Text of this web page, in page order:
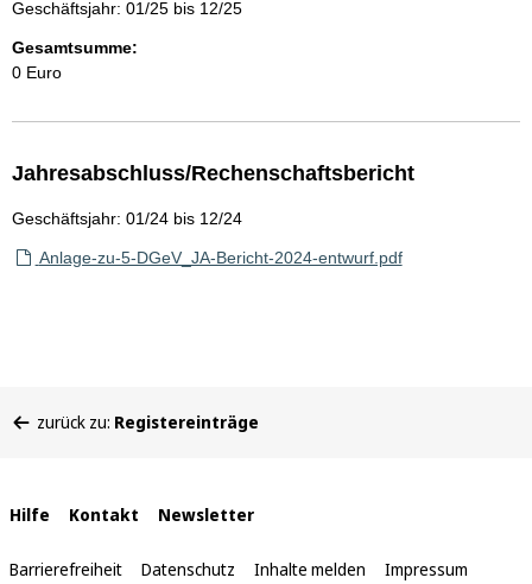
Geschäftsjahr: 01/25 bis 12/25
Gesamtsumme:
0 Euro
Jahresabschluss/Rechenschaftsbericht
Geschäftsjahr: 01/24 bis 12/24
Anlage-zu-5-DGeV_JA-Bericht-2024-entwurf.pdf
befinden
zurück zu: Registereinträge
Interne
Links
Hilfe Kontakt Newsletter
Barrierefreiheit Datenschutz Inhalte melden Impressum